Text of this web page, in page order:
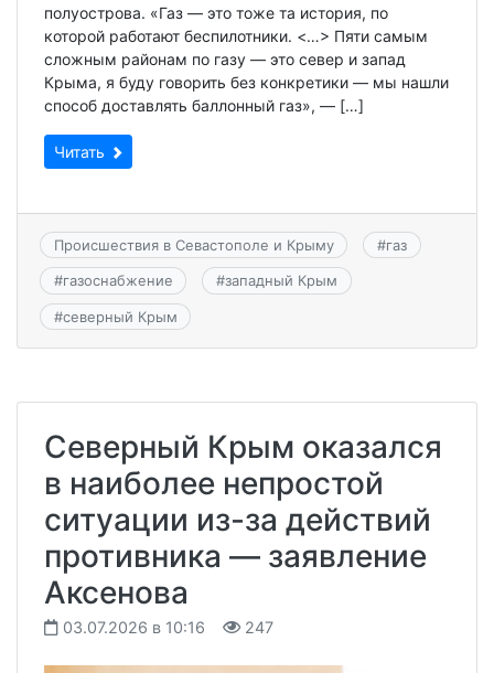
полуострова. «Газ — это тоже та история, по
которой работают беспилотники. <…> Пяти самым
сложным районам по газу — это север и запад
Крыма, я буду говорить без конкретики — мы нашли
способ доставлять баллонный газ», — […]
Читать
Происшествия в Севастополе и Крыму #газ
#газоснабжение #западный Крым
#северный Крым
Северный Крым оказался
в наиболее непростой
ситуации из-за действий
противника — заявление
Аксенова
03.07.2026 в 10:16 247